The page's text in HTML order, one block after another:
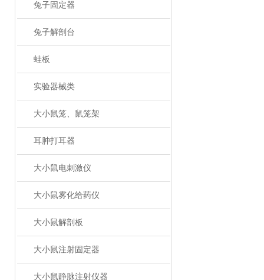
兔子固定器
兔子解剖台
蛙板
实验器械类
大小鼠笼、鼠笼架
耳肿打耳器
大小鼠电刺激仪
大小鼠雾化给药仪
大小鼠解剖板
大小鼠注射固定器
大小鼠静脉注射仪器